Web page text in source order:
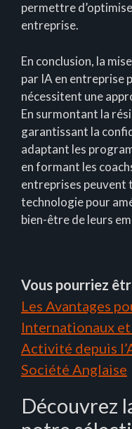
permettre
entreprise.
En conclusion, la
par IA en entreprise
nécessitent une
En surmontant la
garantissant la
adaptant les
en formant les
entreprises peuvent
technologie pour
bien-être de leurs
Vous pourriez
Les Avantages
Internationaux
Activité depuis
Société Anglaise
Découvrez